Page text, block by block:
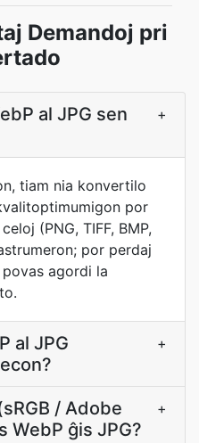
Demandoj pri
al JPG sen
+
tiam nia konvertilo
por
(PNG, TIFF, BMP,
por perdaj
povas agordi la
al JPG
+
/ Adobe
WebP ĝis JPG?
+